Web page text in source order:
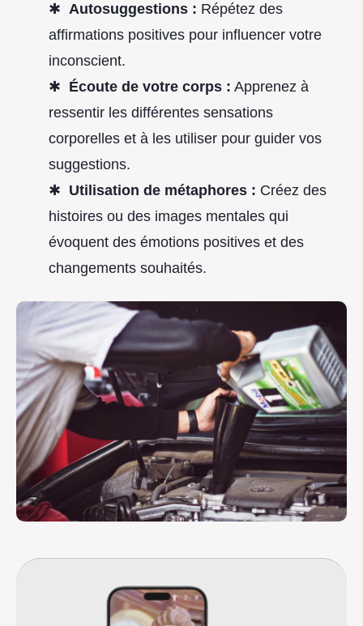
Autosuggestions : Répétez des
affirmations positives pour influencer votre
inconscient.
Écoute de votre corps : Apprenez à
ressentir les différentes sensations
corporelles et à les utiliser pour guider vos
suggestions.
Utilisation de métaphores : Créez des
histoires ou des images mentales qui
évoquent des émotions positives et des
changements souhaités.